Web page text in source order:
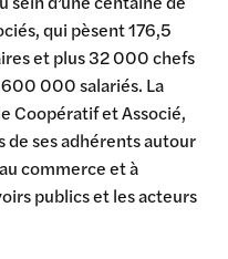
qui pèsent 176,5
et plus 32 000 chefs
000 salariés. La
Coopératif et Associé,
ses adhérents autour
commerce et à
publics et les acteurs